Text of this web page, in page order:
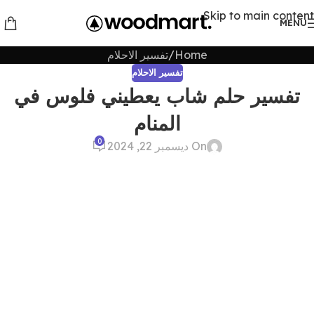
Skip to main content
MENU
Home تفسير الاحلام
تفسير الاحلام
تفسير حلم شاب يعطيني فلوس في
المنام
On ديسمبر 22, 2024 0